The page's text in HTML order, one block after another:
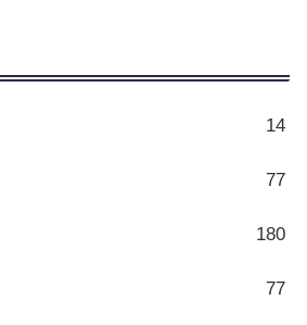
14
77
180
77